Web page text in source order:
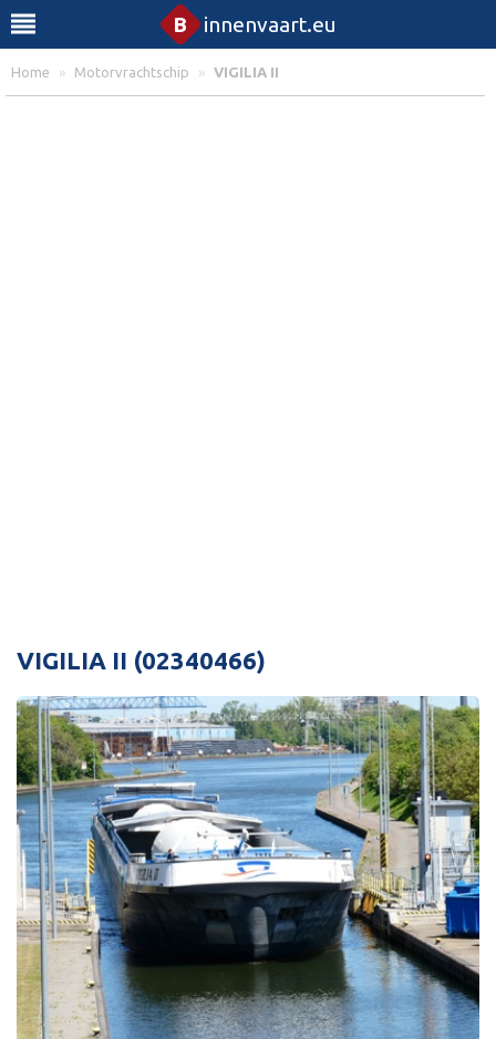
B innenvaart.eu
Home » Motorvrachtschip » VIGILIA II
VIGILIA II (02340466)